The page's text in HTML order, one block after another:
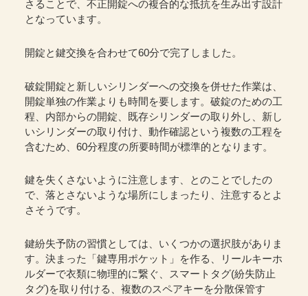
さることで、不正開錠への複合的な抵抗を生み出す設計
となっています。
開錠と鍵交換を合わせて60分で完了しました。
破錠開錠と新しいシリンダーへの交換を併せた作業は、
開錠単独の作業よりも時間を要します。破錠のための工
程、内部からの開錠、既存シリンダーの取り外し、新し
いシリンダーの取り付け、動作確認という複数の工程を
含むため、60分程度の所要時間が標準的となります。
鍵を失くさないように注意します、とのことでしたの
で、落とさないような場所にしまったり、注意するとよ
さそうです。
鍵紛失予防の習慣としては、いくつかの選択肢がありま
す。決まった「鍵専用ポケット」を作る、リールキーホ
ルダーで衣類に物理的に繋ぐ、スマートタグ(紛失防止
タグ)を取り付ける、複数のスペアキーを分散保管す